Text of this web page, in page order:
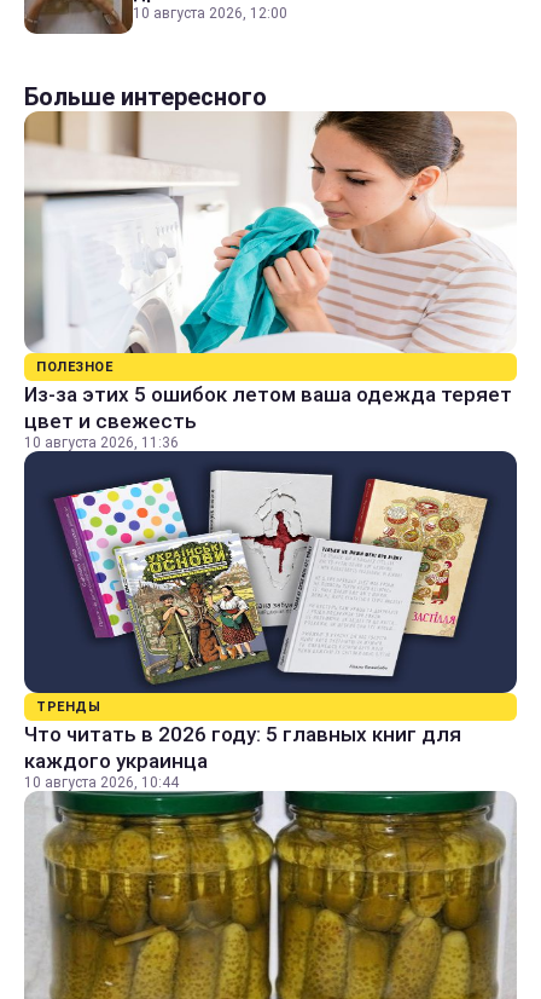
10 августа 2026, 12:00
Больше интересного
ПОЛЕЗНОЕ
Из-за этих 5 ошибок летом ваша одежда теряет
цвет и свежесть
10 августа 2026, 11:36
ТРЕНДЫ
Что читать в 2026 году: 5 главных книг для
каждого украинца
10 августа 2026, 10:44